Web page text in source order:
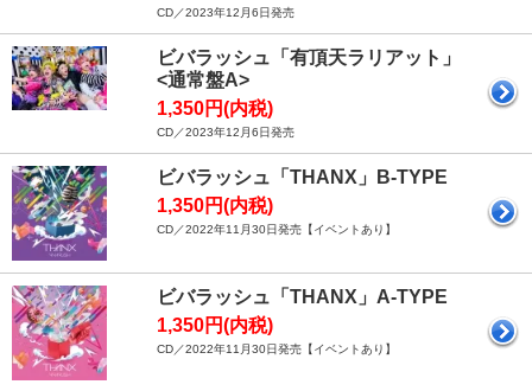
CD／2023年12月6日発売
ビバラッシュ「有頂天ラリアット」
<通常盤A>
1,350円(内税)
CD／2023年12月6日発売
ビバラッシュ「THANX」B-TYPE
1,350円(内税)
CD／2022年11月30日発売【イベントあり】
ビバラッシュ「THANX」A-TYPE
1,350円(内税)
CD／2022年11月30日発売【イベントあり】